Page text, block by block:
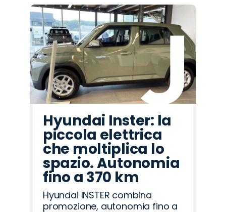
Hyundai Inster: la
piccola elettrica
che moltiplica lo
spazio. Autonomia
fino a 370 km
Hyundai INSTER combina
promozione, autonomia fino a